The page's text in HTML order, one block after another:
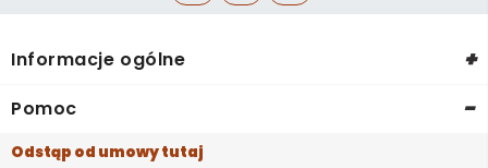
Informacje ogólne +
Pomoc -
Odstąp od umowy tutaj